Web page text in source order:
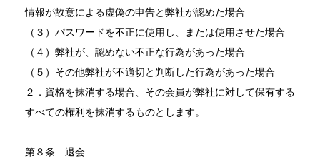
情報が故意による虚偽の申告と弊社が認めた場合
（３）パスワードを不正に使用し、または使用させた場合
（４）弊社が、認めない不正な行為があった場合
（５）その他弊社が不適切と判断した行為があった場合
２．資格を抹消する場合、その会員が弊社に対して保有する
すべての権利を抹消するものとします。
第８条 退会